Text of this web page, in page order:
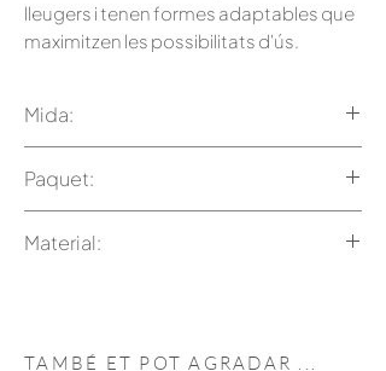
lleugers i tenen formes adaptables que
maximitzen les possibilitats d'ús.
Mida:
6,9cm
Paquet:
1 coberta de suro
Material:
TAMBÉ ET POT AGRADAR ...